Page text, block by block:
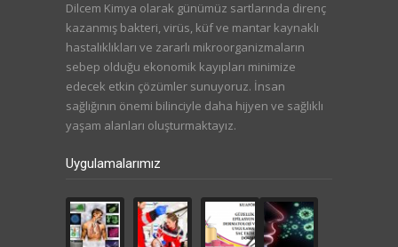
Dilcem Kimya olarak günümüz sartlarında direnç
kazanmış bakteri, virüs, küf ve mantar kaynaklı
hastalıklıkları ve zararlı mikroorganizmaların
sebep olduğu ekonomik kayıpları minimize
edecek etkin çözümler sunuyoruz. İnsan
sağlığının önemi bilinciyle daha hijyen ve sağlıklı
yaşam alanları oluşturmaktayız.
Uygulamalarımız